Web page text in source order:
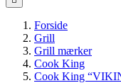
Forside
Grill
Grill mærker
Cook King
Cook King